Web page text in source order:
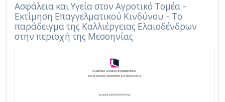
Ασφάλεια και Υγεία στον Αγροτικό Τομέα –
Εκτίμηση Επαγγελματικού Κινδύνου – Το
παράδειγμα της Καλλιέργειας Ελαιοδένδρων
στην περιοχή της Μεσσηνίας